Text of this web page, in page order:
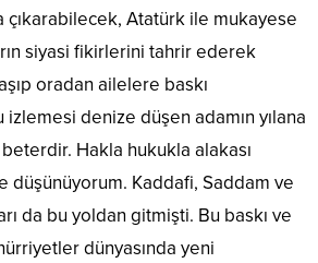
çıkarabilecek, Atatürk ile mukayese
siyasi fikirlerini tahrir ederek
oradan ailelere baskı
denize düşen adamın yılana
beterdir. Hakla hukukla alakası
düşünüyorum. Kaddafi, Saddam ve
da bu yoldan gitmişti. Bu baskı ve
dünyasında yeni